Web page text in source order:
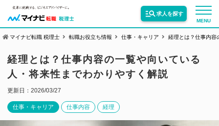
MENU
求人を探す
業界情報
マイナビ転職 税理士 転職お役立ち情報 仕事・キャリア 経理とは？仕事内容
経理とは？仕事内容の一覧や向いている
人・将来性までわかりやすく解説
更新日：2026/03/27
仕事・キャリア 仕事内容 経理